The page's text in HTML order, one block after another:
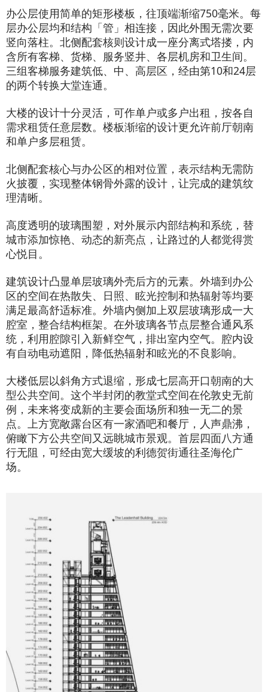
办公层使用简单的矩形楼板，往顶端渐缩750毫米。每
层办公层均和结构「管」相连接，因此外围无需次要
竖向落柱。北侧配套核则设计成一座分离式塔搂，内
含所有客梯、货梯、服务竖井、各层机房和卫生间。
三组客梯服务建筑低、中、高层区，经由第10和24层
的两个转换大堂连通。
大楼的设计十分灵活，可作单户或多户出租，按各自
需求租赁任意层数。楼板渐缩的设计更允许前厅朝南
和单户多层租赁。
北侧配套核心与办公区的相对位置，表示结构无需防
火披覆，实现整体钢骨外露的设计，让完成的建筑纹
理清晰。
高度透明的玻璃围塑，对外展示内部结构和系统，替
城市添加惊艳、动态的新亮点，让路过的人都觉得赏
心悦目。
建筑设计凸显单层玻璃外壳后方的元素。外墙到办公
区的空间在热散失、日照、眩光控制和热辐射等均要
满足最高舒适标准。外墙内侧加上双层玻璃形成一大
腔室，整合结构框架。在外玻璃各节点层整合通风系
统，利用腔隙引入新鲜空气，排出室内空气。腔内设
有自动电动遮阳，降低热辐射和眩光的不良影响。
大楼低层以斜角方式退缩，形成七层高开口朝南的大
型公共空间。这个半封闭的教堂式空间在伦敦史无前
例，未来将变成新的主要会面场所和独一无二的景
点。上方宽敞露台区有一家酒吧和餐厅，人声鼎沸，
俯瞰下方公共空间又远眺城市景观。首层四面八方通
行无阻，可经由宽大缓坡的利德贺街通往圣海伦广
场。